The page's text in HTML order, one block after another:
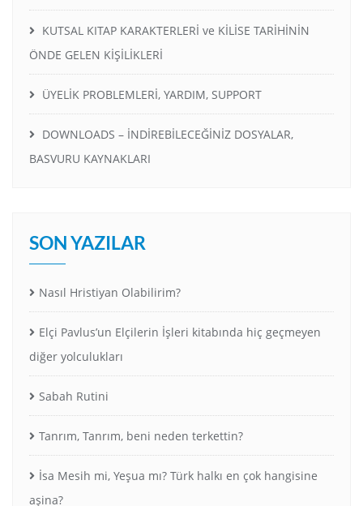
KUTSAL KITAP KARAKTERLERİ ve KİLİSE TARİHİNİN
ÖNDE GELEN KİŞİLİKLERİ
ÜYELİK PROBLEMLERİ, YARDIM, SUPPORT
DOWNLOADS – İNDİREBİLECEĞİNİZ DOSYALAR,
BASVURU KAYNAKLARI
SON YAZILAR
Nasıl Hristiyan Olabilirim?
Elçi Pavlus’un Elçilerin İşleri kitabında hiç geçmeyen
diğer yolculukları
Sabah Rutini
Tanrım, Tanrım, beni neden terkettin?
İsa Mesih mi, Yeşua mı? Türk halkı en çok hangisine
aşina?